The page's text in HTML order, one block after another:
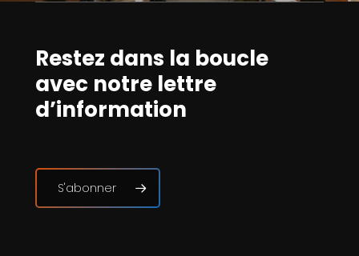
Restez dans la boucle
avec notre lettre
d’information
S'abonner